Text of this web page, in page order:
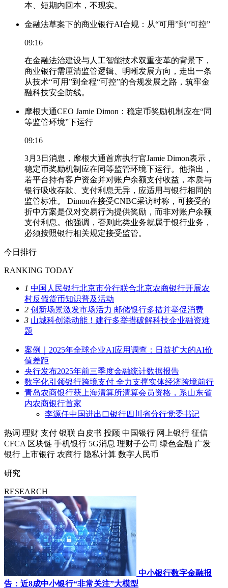
本、短期内回本，不现实。
金融法草案下的商业银行AI合规：从“可用”到“可控”
09:16
在金融法治建设与人工智能技术双重变革的背景下，
商业银行需厘清监管逻辑、明晰发展方向，走出一条
从技术“可用”到全程“可控”的合规发展之路，筑牢金
融科技安全防线。
摩根大通CEO Jamie Dimon：稳定币奖励机制应在“同
等监管环境”下运行
09:16
3月3日消息，摩根大通首席执行官Jamie Dimon表示，
稳定币奖励机制应在同等监管环境下运行。他指出，
若平台持有客户资金并对账户余额支付收益，本质与
银行吸收存款、支付利息无异，应适用与银行相同的
监管标准。 Dimon在接受CNBC采访时称，可接受的
折中方案是仅对交易行为提供奖励，而非对账户余额
支付利息。他强调，否则此类业务就属于银行业务，
必须按照银行相关规定接受监管。
今日排行
RANKING TODAY
1 中国人民银行北京市分行联合北京农商银行开展农
村反假货币知识普及活动
2 创新场景激发市场活力 邮储银行多措并举促消费
3 山城科创添动能！建行多举措破解科技企业融资难
题
案例｜2025年全球企业AI应用调查：日益扩大的AI价
值差距
央行发布2025年前三季度金融统计数据报告
数字化引领银行跨境支付 全力支撑实体经济跨境前行
青岛农商银行获上海清算所清算会员资格，系山东省
内农商银行首家
李源任中国进出口银行四川省分行党委书记
热词 理财 支付 银联 白皮书 投顾 中国银行 网上银行 征信
CFCA 区块链 手机银行 5G消息 理财子公司 绿色金融 广发
银行
上市银行 农商行 隐私计算 数字人民币
研究
RESEARCH
中小银行数字金融报
告：近8成中小银行“非常关注”大模型